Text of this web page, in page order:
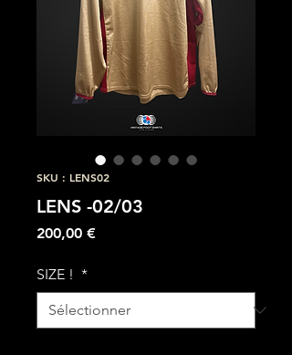
SKU : LENS02
LENS -02/03
200,00 €Prix
SIZE ! *